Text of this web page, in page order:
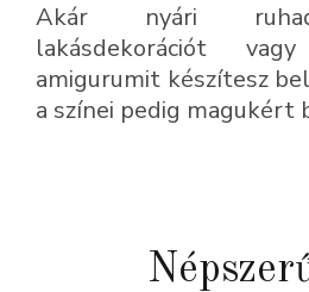
Akár nyári
lakásdekorációt
amigurumit készítesz
a színei pedig magukért